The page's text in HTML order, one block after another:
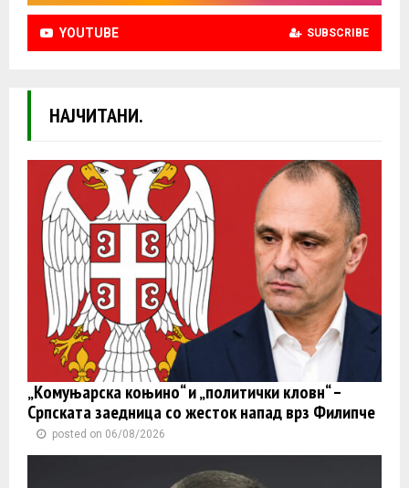
YOUTUBE SUBSCRIBE
НАЈЧИТАНИ.
„Комуњарска коњино“ и „политички кловн“ –
Српската заедница со жесток напад врз Филипче
posted on 06/08/2026